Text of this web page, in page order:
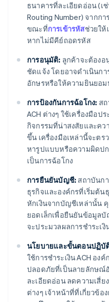
ธนาคารที่ละเอียดอ่อน (
Routing Number) จากก
ขณะที่การเข้ารหัสช่วยให้
หากไม่มีคีย์ถอดรหัส
การอนุมัติ: ลูกค้าจะต้องอ
ชัดแจ้ง โดยอาจดําเนินก
อักษรหรือให้ความยินยอ
การป้องกันการฉ้อโกง: ส
ACH ต่างๆ ใช้เครื่องมือป
กิจกรรมที่น่าสงสัยและคว
ขึ้น เครื่องมือเหล่านี้จะตร
หารูปแบบหรือความผิดป
เป็นการฉ้อโกง
การยืนยันบัญชี: สถาบันก
ธุรกิจและองค์กรที่เริ่มต้น
หักเงินจากบัญชีเหล่านั้น
ยอดเล็กเพื่อยืนยันข้อมูล
จะประมวลผลการชําระเ
นโยบายและขั้นตอนปฏิบั
ใช้การชำระเงิน ACH อง
ปลอดภัยที่เป็นลายลักษณ์
ละเอียดอ่อน ลดความเสี่
ต่างๆ เจ้าหน้าที่ที่เกี่ยวข้อ